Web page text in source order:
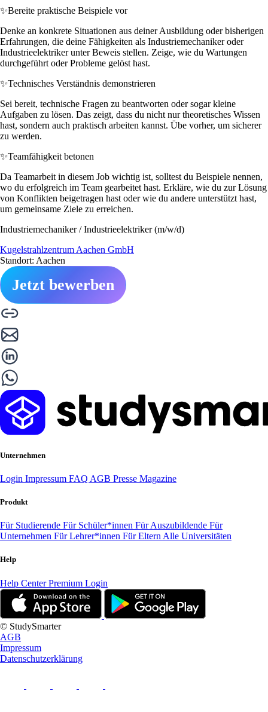
✨Bereite praktische Beispiele vor
Denke an konkrete Situationen aus deiner Ausbildung oder bisherigen
Erfahrungen, die deine Fähigkeiten als Industriemechaniker oder
Industrieelektriker unter Beweis stellen. Zeige, wie du Wartungen
durchgeführt oder Probleme gelöst hast.
✨Technisches Verständnis demonstrieren
Sei bereit, technische Fragen zu beantworten oder sogar kleine
Aufgaben zu lösen. Das zeigt, dass du nicht nur theoretisches Wissen
hast, sondern auch praktisch arbeiten kannst. Übe vorher, um sicherer
zu werden.
✨Teamfähigkeit betonen
Da Teamarbeit in diesem Job wichtig ist, solltest du Beispiele nennen,
wo du erfolgreich im Team gearbeitet hast. Erkläre, wie du zur Lösung
von Konflikten beigetragen hast oder wie du andere unterstützt hast,
um gemeinsame Ziele zu erreichen.
Industriemechaniker / Industrieelektriker (m/w/d)
Kugelstrahlzentrum Aachen GmbH
Standort: Aachen
Jetzt bewerben
Unternehmen
Login Impressum FAQ AGB Presse Magazine
Produkt
Für Studierende Für Schüler*innen Für Auszubildende Für
Unternehmen Für Lehrer*innen Für Eltern Alle Universitäten
Help
Help CenterPremium Login
© StudySmarter
AGB
Impressum
Datenschutzerklärung